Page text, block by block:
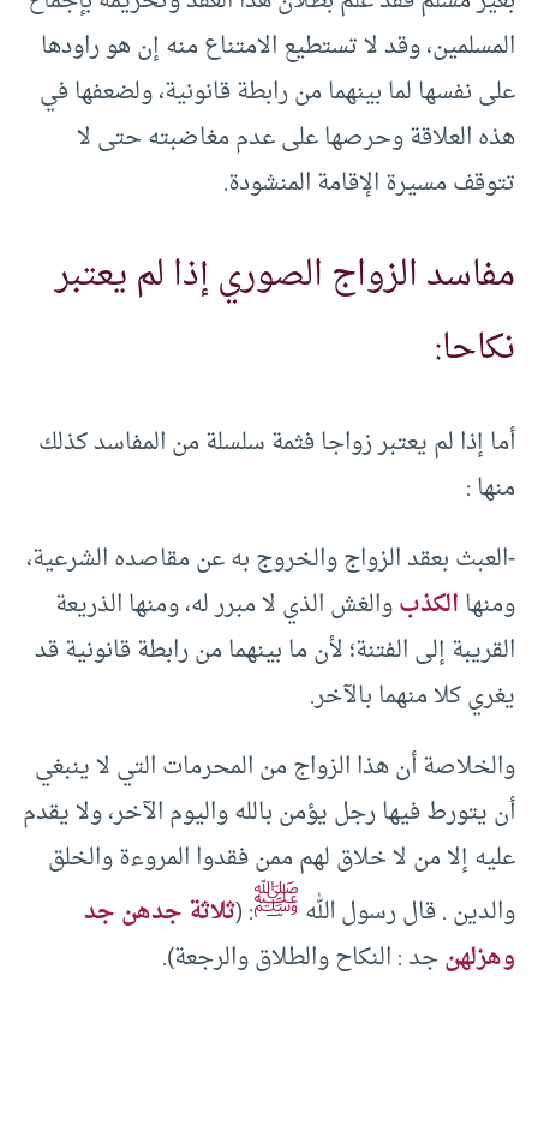
المسلمين، وقد لا تستطيع الامتناع منه إن هو راودها
على نفسها لما بينهما من رابطة قانونية، ولضعفها في
هذه العلاقة وحرصها على عدم مغاضبته حتى لا
تتوقف مسيرة الإقامة المنشودة.
مفاسد الزواج الصوري إذا لم يعتبر
نكاحا:
أما إذا لم يعتبر زواجا فثمة سلسلة من المفاسد كذلك
منها :
-العبث بعقد الزواج والخروج به عن مقاصده الشرعية،
ومنهاالكذبوالغش الذي لا مبرر له، ومنها الذريعة
القريبة إلى الفتنة؛ لأن ما بينهما من رابطة قانونية قد
يغري كلا منهما بالآخر.
والخلاصة أن هذا الزواج من المحرمات التي لا ينبغي
أن يتورط فيها رجل يؤمن بالله واليوم الآخر، ولا يقدم
عليه إلا من لا خلاق لهم ممن فقدوا المروءة والخلق
والدين . قال رسول اللهﷺ: (ثلاثة جدهن جد
وهزلهنجد : النكاح والطلاق والرجعة).